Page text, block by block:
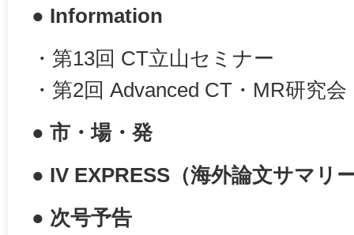
● Information
・第13回 CT立山セミナー
・第2回 Advanced CT・MR研究会
● 市・場・発
● IV EXPRESS（海外論文サマリ
● 次号予告